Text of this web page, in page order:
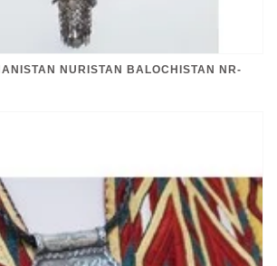
NURISTAN BALOCHISTAN NR-